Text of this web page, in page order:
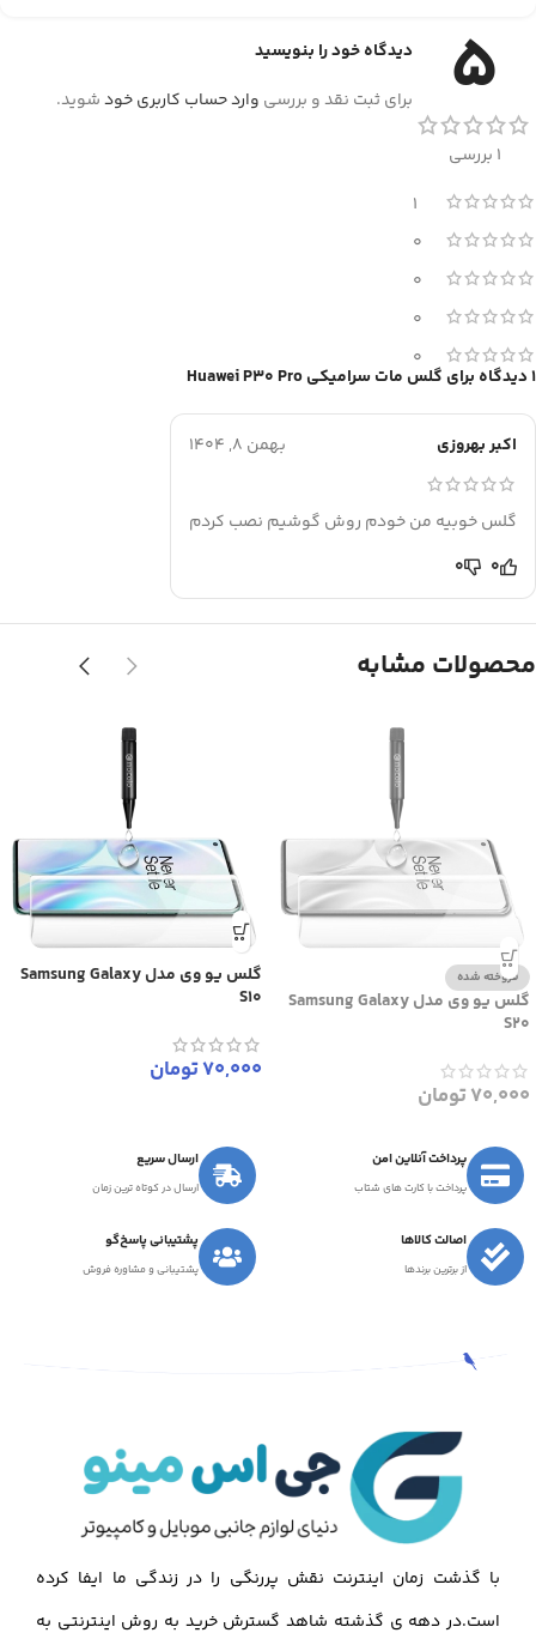
5
1 بررسی
1
0
0
0
0
1 دیدگاه برای گلس مات سرامیکی Huawei P30 Pro
اکبر بهروزی بهمن 8, 1404
گلس خوبیه من خودم روش گوشیم نصب کردم
0
0
دیدگاه خود را بنویسید
برای ثبت نقد و بررسی وارد حساب کاربری خودشوید.
محصولات مشابه
فروخته شده
گلس یو وی مدل Samsung Galaxy
S20
70,000تومان
گلس یو وی مدل Samsung Galaxy
S10
70,000تومان
پرداخت آنلاین امن
پرداخت با کارت های شتاب
ارسال سریع
ارسال در کوتاه ترین زمان
اصالت کالاها
از برترین برندها
پشتیبانی پاسخ‌گو
پشتیبانی و مشاوره فروش
با گذشت زمان اینترنت نقش پررنگی را در زندگی ما ایفا کرده
است.در دهه ی گذشته شاهد گسترش خرید به روش اینترنتی به